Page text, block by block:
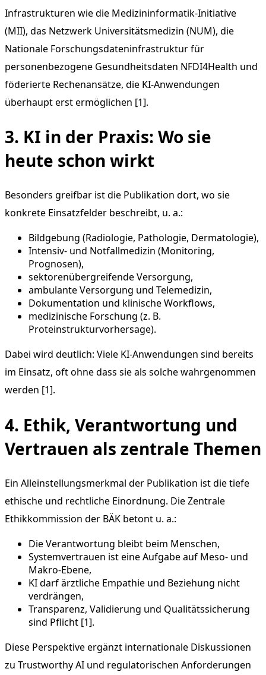
Infrastrukturen wie die Medizininformatik-Initiative
(MII), das Netzwerk Universitätsmedizin (NUM), die
Nationale Forschungsdateninfrastruktur für
personenbezogene Gesundheitsdaten NFDI4Health und
föderierte Rechenansätze, die KI-Anwendungen
überhaupt erst ermöglichen [1].
3. KI in der Praxis: Wo sie
heute schon wirkt
Besonders greifbar ist die Publikation dort, wo sie
konkrete Einsatzfelder beschreibt, u. a.:
Bildgebung (Radiologie, Pathologie, Dermatologie),
Intensiv- und Notfallmedizin (Monitoring,
Prognosen),
sektorenübergreifende Versorgung,
ambulante Versorgung und Telemedizin,
Dokumentation und klinische Workflows,
medizinische Forschung (z. B.
Proteinstrukturvorhersage).
Dabei wird deutlich: Viele KI-Anwendungen sind bereits
im Einsatz, oft ohne dass sie als solche wahrgenommen
werden [1].
4. Ethik, Verantwortung und
Vertrauen als zentrale Themen
Ein Alleinstellungsmerkmal der Publikation ist die tiefe
ethische und rechtliche Einordnung. Die Zentrale
Ethikkommission der BÄK betont u. a.:
Die Verantwortung bleibt beim Menschen,
Systemvertrauen ist eine Aufgabe auf Meso- und
Makro-Ebene,
KI darf ärztliche Empathie und Beziehung nicht
verdrängen,
Transparenz, Validierung und Qualitätssicherung
sind Pflicht [1].
Diese Perspektive ergänzt internationale Diskussionen
zu Trustworthy AI und regulatorischen Anforderungen